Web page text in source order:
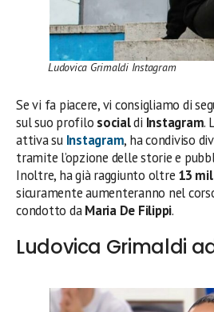
Ludovica Grimaldi Instagram
Se vi fa piacere, vi consigliamo di
sul suo profilo socialdi Instagram.
attiva su Instagram, ha condiviso
tramite l’opzione delle storie e
Inoltre, ha già raggiunto oltre 13
sicuramente aumenteranno nel
condotto daMaria De Filippi.
Ludovica Grimaldi